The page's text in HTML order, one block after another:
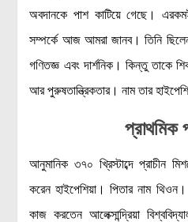
বিজ্ঞানযাত্রায় লেখা জমা দেয়ার
তথ্য ও যোগাযোগ
বিজ্ঞানযাত্রা ম্যাগাজিন
বিজ্ঞানযাত্রা সংবাদ/বিজ্ঞপ্তি
লক্ষ্য ও উদ্দেশ্য
বৈজ্ঞানিক কল্পকাহিনী
অবদানকে পাশ কাটিয়ে গেছে।
সম্পর্কে আজ আমরা জানব। তিনি ছিলেন
গণিতজ্ঞ এবং দার্শনিক। কিন্তু তাকে
আর পুরুষতান্ত্রিকতার। নাম তার
প্রাথমিক
আনুমানিক ৩৭০ খ্রিস্টাব্দে প্রাচীন
করেন হাইপেশিয়া। পিতার নাম
কাজ করতেন আলেক্সান্দ্রিয়া